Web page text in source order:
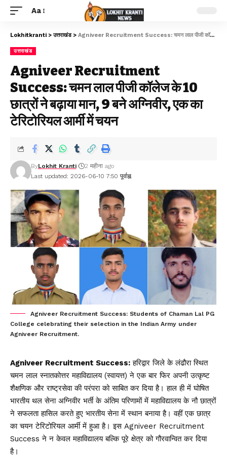
Aa
Lokhitkranti >उत्तराखंड> Agniveer Recruitment Success: चमन लाल पीजी कॉलेज के 10 छात्रों ने बढ़ाया मान, 9 बने अग्निवीर, एक का टेरिटोरियल आर्मी में चयन
उत्तराखंड
Agniveer Recruitment
Success: चमन लाल पीजी कॉलेज के 10
छात्रों ने बढ़ाया मान, 9 बने अग्निवीर, एक का
टेरिटोरियल आर्मी में चयन
Last updated: 2026-06-10 7:50 पूर्वाह्न
ByLokhit Kranti 2 महीना ago
Agniveer Recruitment Success: Students of Chaman Lal PG
College celebrating their selection in the Indian Army under
Agniveer Recruitment.
Agniveer Recruitment Success: हरिद्वार जिले के लंढौरा स्थित
चमन लाल स्नातकोत्तर महाविद्यालय (स्वायत्त) ने एक बार फिर अपनी उत्कृष्ट
शैक्षणिक और राष्ट्रसेवा की परंपरा को साबित कर दिया है। हाल ही में घोषित
भारतीय थल सेना अग्निवीर भर्ती के अंतिम परिणामों में महाविद्यालय के नौ छात्रों
ने सफलता हासिल करते हुए भारतीय सेना में स्थान बनाया है। वहीं एक छात्र
का चयन टेरिटोरियल आर्मी में हुआ है। इस Agniveer Recruitment
Success ने न केवल महाविद्यालय बल्कि पूरे क्षेत्र को गौरवान्वित कर दिया
है।